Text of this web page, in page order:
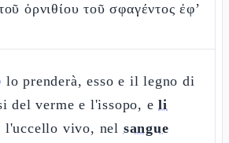
ὀρνιθίου τοῦ σφαγέντος ἐφ’
lo prenderà, esso e il legno di
del verme e l'issopo, eli
l'uccello vivo, nel sangue